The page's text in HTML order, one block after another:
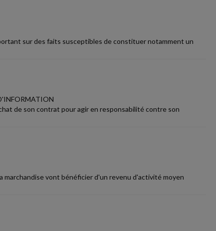
sur des faits susceptibles de constituer notamment un
de son contrat pour agir en responsabilité contre son
vont bénéficier d'un revenu d'activité moyen